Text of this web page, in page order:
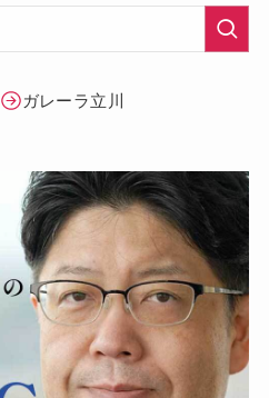
ガレーラ立川